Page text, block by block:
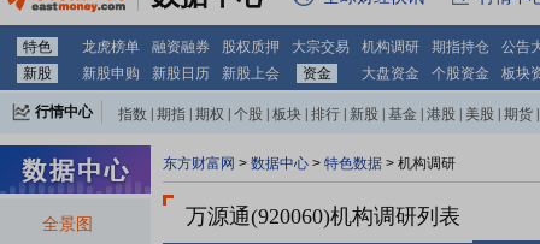
特色 龙虎榜单 融资融券 股权质押 大宗交易 机构调研 期指持仓
公告
新股
新股申购 新股日历 新股上会 资金 大盘资金 个股资金 板块
行情中心 指数 期指 期权 个股 板块 排行 新股 基金 港股 美股 期货
全景图
东方财富网 > 数据中心 > 特色数据 > 机构调研
万源通(920060)机构调研列表